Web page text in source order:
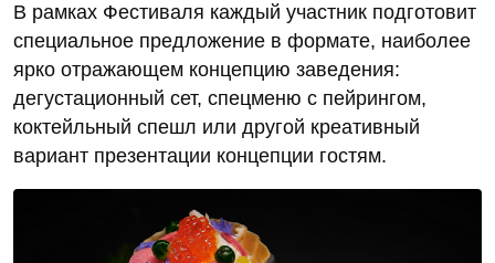
В рамках Фестиваля каждый участник подготовит
специальное предложение в формате, наиболее
ярко отражающем концепцию заведения:
дегустационный сет, спецменю с пейрингом,
коктейльный спешл или другой креативный
вариант презентации концепции гостям.